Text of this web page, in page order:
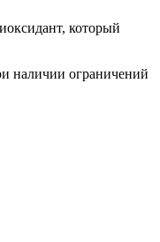
который
наличии ограничений